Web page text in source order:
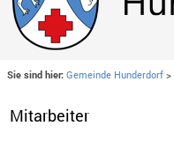
Sie sind hier: Gemeinde Hunderdorf >
Mitarbeiter